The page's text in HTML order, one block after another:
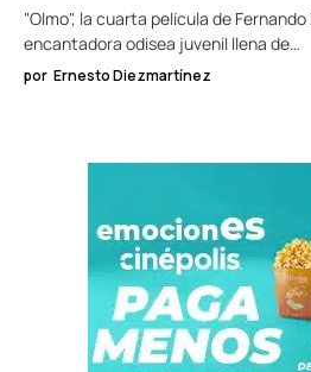
"Olmo", la cuarta película de
encantadora odisea juvenil llena de…
por Ernesto Diezmartínez